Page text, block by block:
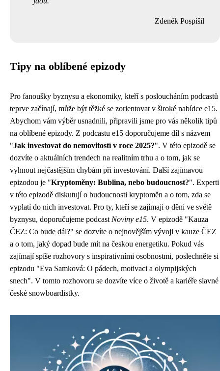
Zdeněk Pospíšil
Tipy na oblíbené epizody
Pro fanoušky byznysu a ekonomiky, kteří s posloucháním podcastů
teprve začínají, může být těžké se zorientovat v široké nabídce e15.
Abychom vám výběr usnadnili, připravili jsme pro vás několik tipů
na oblíbené epizody. Z podcastu e15 doporučujeme díl s názvem
"Jak investovat do nemovitostí v roce 2025?". V této epizodě se
dozvíte o aktuálních trendech na realitním trhu a o tom, jak se
vyhnout nejčastějším chybám při investování. Další zajímavou
epizodou je "Kryptoměny: Bublina, nebo budoucnost?". Experti
v této epizodě diskutují o budoucnosti kryptoměn a o tom, zda se
vyplatí do nich investovat. Pro ty, kteří se zajímají o dění ve světě
byznysu, doporučujeme podcast Noviny e15. V epizodě "Kauza
ČEZ: Co bude dál?" se dozvíte o nejnovějším vývoji v kauze ČEZ
a o tom, jaký dopad bude mít na českou energetiku. Pokud vás
zajímají spíše rozhovory s inspirativními osobnostmi, poslechněte si
epizodu "Eva Samková: O pádech, motivaci a olympijských
snech". V tomto rozhovoru se dozvíte více o životě a kariéře slavné
české snowboardistky.